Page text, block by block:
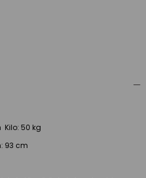
Kilo: 50 kg
93 cm